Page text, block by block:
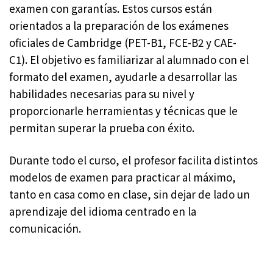
examen con garantías. Estos cursos están
orientados a la preparación de los exámenes
oficiales de Cambridge (PET-B1, FCE-B2 y CAE-
C1). El objetivo es familiarizar al alumnado con el
formato del examen, ayudarle a desarrollar las
habilidades necesarias para su nivel y
proporcionarle herramientas y técnicas que le
permitan superar la prueba con éxito.
Durante todo el curso, el profesor facilita distintos
modelos de examen para practicar al máximo,
tanto en casa como en clase, sin dejar de lado un
aprendizaje del idioma centrado en la
comunicación.